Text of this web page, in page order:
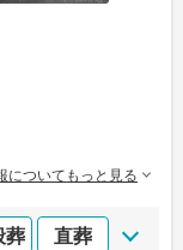
についてもっと見る
葬 直葬